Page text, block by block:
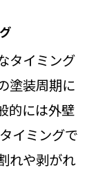
タイミング
塗装周期に
的には外壁
イミングで
れや剥がれ